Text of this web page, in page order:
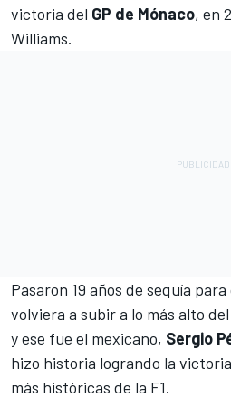
victoria del GP de Mónaco, en
Williams.
Pasaron 19 años de sequía
volviera a subir a lo más alto
y ese fue el mexicano, Sergio
hizo historia logrando la
más históricas de la F1.